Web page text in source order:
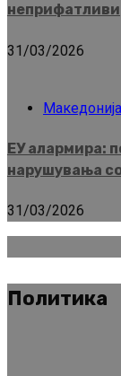
неприфатливи
31/03/2026
Македонија
ЕУ алармира:
нарушувања
31/03/2026
Политика